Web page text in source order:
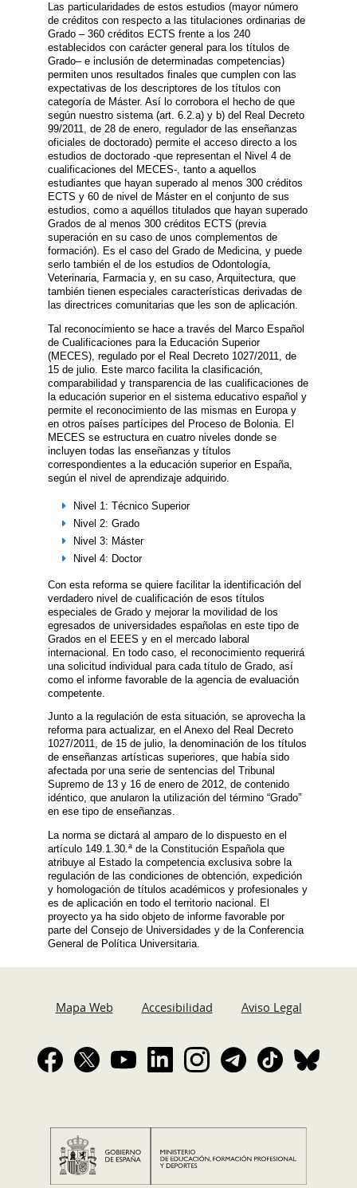
Las particularidades de estos estudios (mayor número
de créditos con respecto a las titulaciones ordinarias de
Grado – 360 créditos ECTS frente a los 240
establecidos con carácter general para los títulos de
Grado– e inclusión de determinadas competencias)
permiten unos resultados finales que cumplen con las
expectativas de los descriptores de los títulos con
categoría de Máster. Así lo corrobora el hecho de que
según nuestro sistema (art. 6.2.a) y b) del Real Decreto
99/2011, de 28 de enero, regulador de las enseñanzas
oficiales de doctorado) permite el acceso directo a los
estudios de doctorado -que representan el Nivel 4 de
cualificaciones del MECES-, tanto a aquellos
estudiantes que hayan superado al menos 300 créditos
ECTS y 60 de nivel de Máster en el conjunto de sus
estudios, como a aquéllos titulados que hayan superado
Grados de al menos 300 créditos ECTS (previa
superación en su caso de unos complementos de
formación). Es el caso del Grado de Medicina, y puede
serlo también el de los estudios de Odontología,
Veterinaria, Farmacia y, en su caso, Arquitectura, que
también tienen especiales características derivadas de
las directrices comunitarias que les son de aplicación.
Tal reconocimiento se hace a través del Marco Español
de Cualificaciones para la Educación Superior
(MECES), regulado por el Real Decreto 1027/2011, de
15 de julio. Este marco facilita la clasificación,
comparabilidad y transparencia de las cualificaciones de
la educación superior en el sistema educativo español y
permite el reconocimiento de las mismas en Europa y
en otros países partícipes del Proceso de Bolonia. El
MECES se estructura en cuatro niveles donde se
incluyen todas las enseñanzas y títulos
correspondientes a la educación superior en España,
según el nivel de aprendizaje adquirido.
Nivel 1: Técnico Superior
Nivel 2: Grado
Nivel 3: Máster
Nivel 4: Doctor
Con esta reforma se quiere facilitar la identificación del
verdadero nivel de cualificación de esos títulos
especiales de Grado y mejorar la movilidad de los
egresados de universidades españolas en este tipo de
Grados en el EEES y en el mercado laboral
internacional. En todo caso, el reconocimiento requerirá
una solicitud individual para cada título de Grado, así
como el informe favorable de la agencia de evaluación
competente.
Junto a la regulación de esta situación, se aprovecha la
reforma para actualizar, en el Anexo del Real Decreto
1027/2011, de 15 de julio, la denominación de los títulos
de enseñanzas artísticas superiores, que había sido
afectada por una serie de sentencias del Tribunal
Supremo de 13 y 16 de enero de 2012, de contenido
idéntico, que anularon la utilización del término “Grado”
en ese tipo de enseñanzas.
La norma se dictará al amparo de lo dispuesto en el
artículo 149.1.30.ª de la Constitución Española que
atribuye al Estado la competencia exclusiva sobre la
regulación de las condiciones de obtención, expedición
y homologación de títulos académicos y profesionales y
es de aplicación en todo el territorio nacional. El
proyecto ya ha sido objeto de informe favorable por
parte del Consejo de Universidades y de la Conferencia
General de Política Universitaria.
Mapa Web Accesibilidad Aviso Legal